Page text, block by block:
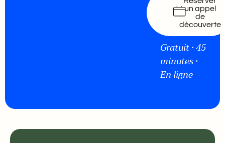
un appel
de
découverte
Gratuit • 45
minutes •
En ligne